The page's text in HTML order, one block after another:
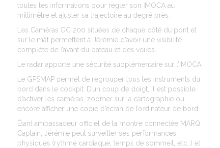
toutes les informations pour régler son IMOCA au
millimètre et ajuster sa trajectoire au degré près.
Les Caméras GC 200 situées de chaque côté du pont et
sur le mât permettent à Jérémie d’avoir une visibilité
complète de l’avant du bateau et des voiles.
Le radar apporte une sécurité supplémentaire sur l’IMOCA.
Le GPSMAP permet de regrouper tous les instruments du
bord dans le cockpit. D’un coup de doigt, il est possible
d’activer les caméras, zoomer sur la cartographie ou
encore afficher une copie d’écran de l’ordinateur de bord.
Étant ambassadeur officiel de la montre connectée MARQ
Captain, Jérémie peut surveiller ses performances
physiques (rythme cardiaque, temps de sommeil, etc…) et